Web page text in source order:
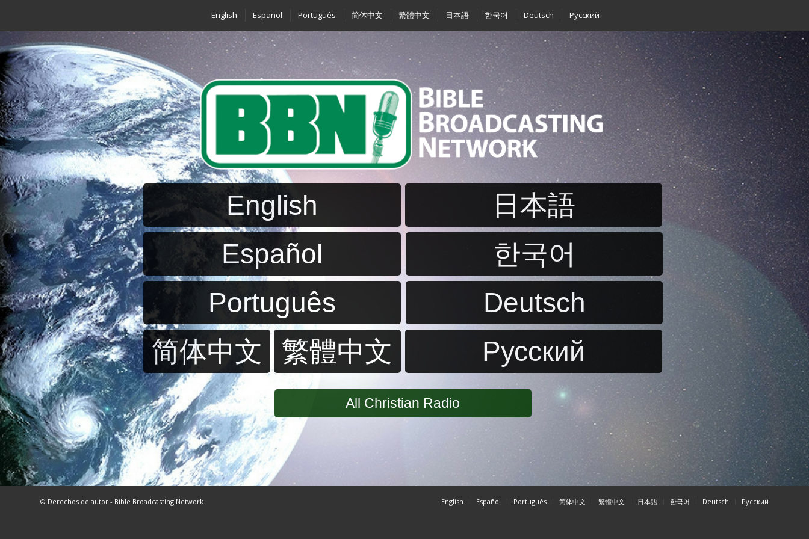
English Español Português 简体中文 繁體中文 日本語 한국어 Deutsch Pусский
English
Español
Português
简体中文
繁體中文
日本語
한국어
Deutsch
Pусский
All Christian Radio
© Derechos de autor - Bible Broadcasting Network English Español Português 简体中文 繁體中文 日本語 한국어 Deutsch Pусский